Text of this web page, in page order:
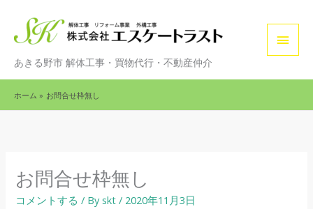
キ
あきる野市 解体工事・買物代行・不動産仲介
メ
イ
ン
メ
ホーム お問合せ枠無し
お問合せ枠無し
コメントする / Byskt/ 2020年11月3日